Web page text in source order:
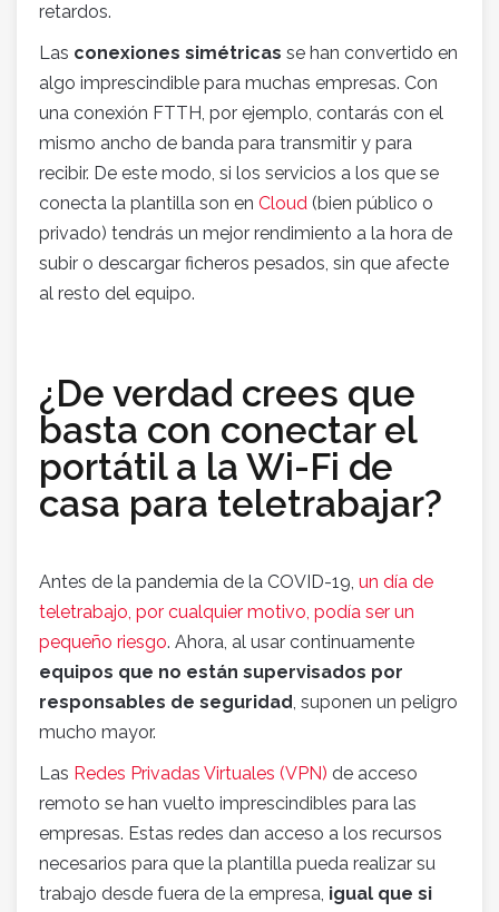
retardos.
Las conexiones simétricas se han convertido en
algo imprescindible para muchas empresas. Con
una conexión FTTH, por ejemplo, contarás con el
mismo ancho de banda para transmitir y para
recibir. De este modo, si los servicios a los que se
conecta la plantilla son en Cloud (bien público o
privado) tendrás un mejor rendimiento a la hora de
subir o descargar ficheros pesados, sin que afecte
al resto del equipo.
¿De verdad crees que
basta con conectar el
portátil a la Wi-Fi de
casa para teletrabajar?
Antes de la pandemia de la COVID-19, un día de
teletrabajo, por cualquier motivo, podía ser un
pequeño riesgo. Ahora, al usar continuamente
equipos que no están supervisados por
responsables de seguridad, suponen un peligro
mucho mayor.
Las Redes Privadas Virtuales (VPN) de acceso
remoto se han vuelto imprescindibles para las
empresas. Estas redes dan acceso a los recursos
necesarios para que la plantilla pueda realizar su
trabajo desde fuera de la empresa, igual que si